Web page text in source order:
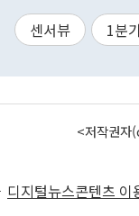
센서뷰 1분기
<저작권자
디지털뉴스콘텐츠 이